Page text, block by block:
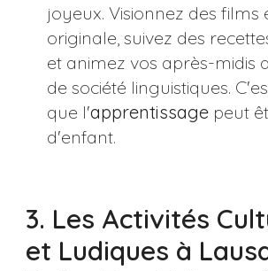
joyeux. Visionnez des films
originale, suivez des
et animez vos après-midis
de société linguistiques.
que l'apprentissagepeut
d'enfant.
3. Les Activités
et Ludiques à